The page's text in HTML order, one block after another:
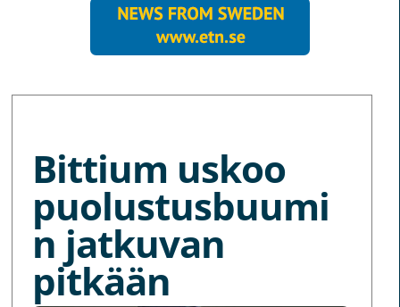
Bittium uskoo
puolustusbuumi
n jatkuvan
pitkään